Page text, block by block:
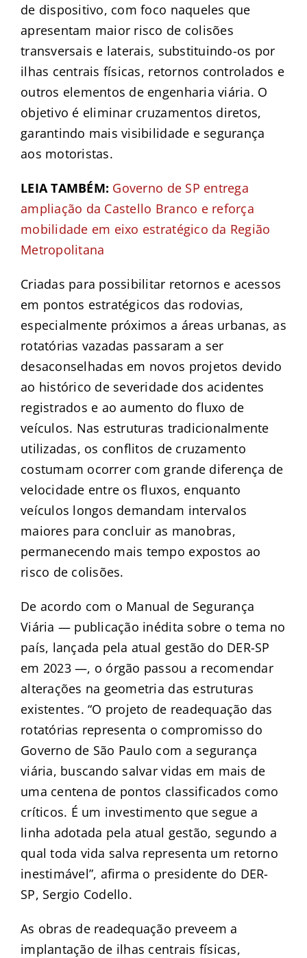
de dispositivo, com foco naqueles que
apresentam maior risco de colisões
transversais e laterais, substituindo-os por
ilhas centrais físicas, retornos controlados e
outros elementos de engenharia viária. O
objetivo é eliminar cruzamentos diretos,
garantindo mais visibilidade e segurança
aos motoristas.
LEIA TAMBÉM: Governo de SP entrega
ampliação da Castello Branco e reforça
mobilidade em eixo estratégico da Região
Metropolitana
Criadas para possibilitar retornos e acessos
em pontos estratégicos das rodovias,
especialmente próximos a áreas urbanas, as
rotatórias vazadas passaram a ser
desaconselhadas em novos projetos devido
ao histórico de severidade dos acidentes
registrados e ao aumento do fluxo de
veículos. Nas estruturas tradicionalmente
utilizadas, os conflitos de cruzamento
costumam ocorrer com grande diferença de
velocidade entre os fluxos, enquanto
veículos longos demandam intervalos
maiores para concluir as manobras,
permanecendo mais tempo expostos ao
risco de colisões.
De acordo com o Manual de Segurança
Viária — publicação inédita sobre o tema no
país, lançada pela atual gestão do DER-SP
em 2023 —, o órgão passou a recomendar
alterações na geometria das estruturas
existentes. “O projeto de readequação das
rotatórias representa o compromisso do
Governo de São Paulo com a segurança
viária, buscando salvar vidas em mais de
uma centena de pontos classificados como
críticos. É um investimento que segue a
linha adotada pela atual gestão, segundo a
qual toda vida salva representa um retorno
inestimável”, afirma o presidente do DER-
SP, Sergio Codello.
As obras de readequação preveem a
implantação de ilhas centrais físicas,